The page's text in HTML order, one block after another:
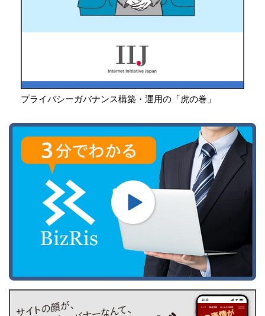
プライバシーガバナンス構築・運用の「虎の巻」